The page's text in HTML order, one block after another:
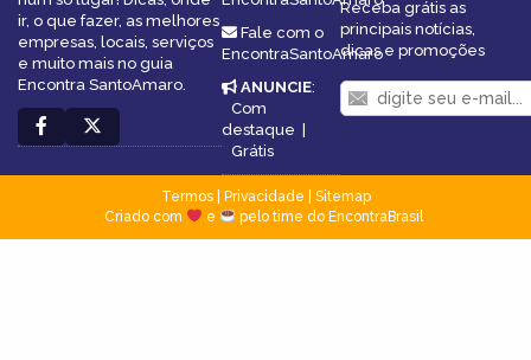
ir, o que fazer, as melhores
empresas, locais, serviços
e muito mais no guia
Encontra SantoAmaro.
Fale com o
EncontraSantoAmaro
ANUNCIE:
Com
destaque |
Grátis
Receba grátis as
principais notícias,
dicas e promoções
Termos| Privacidade
Sitemap
Criado com
e pelo time do EncontraBrasil